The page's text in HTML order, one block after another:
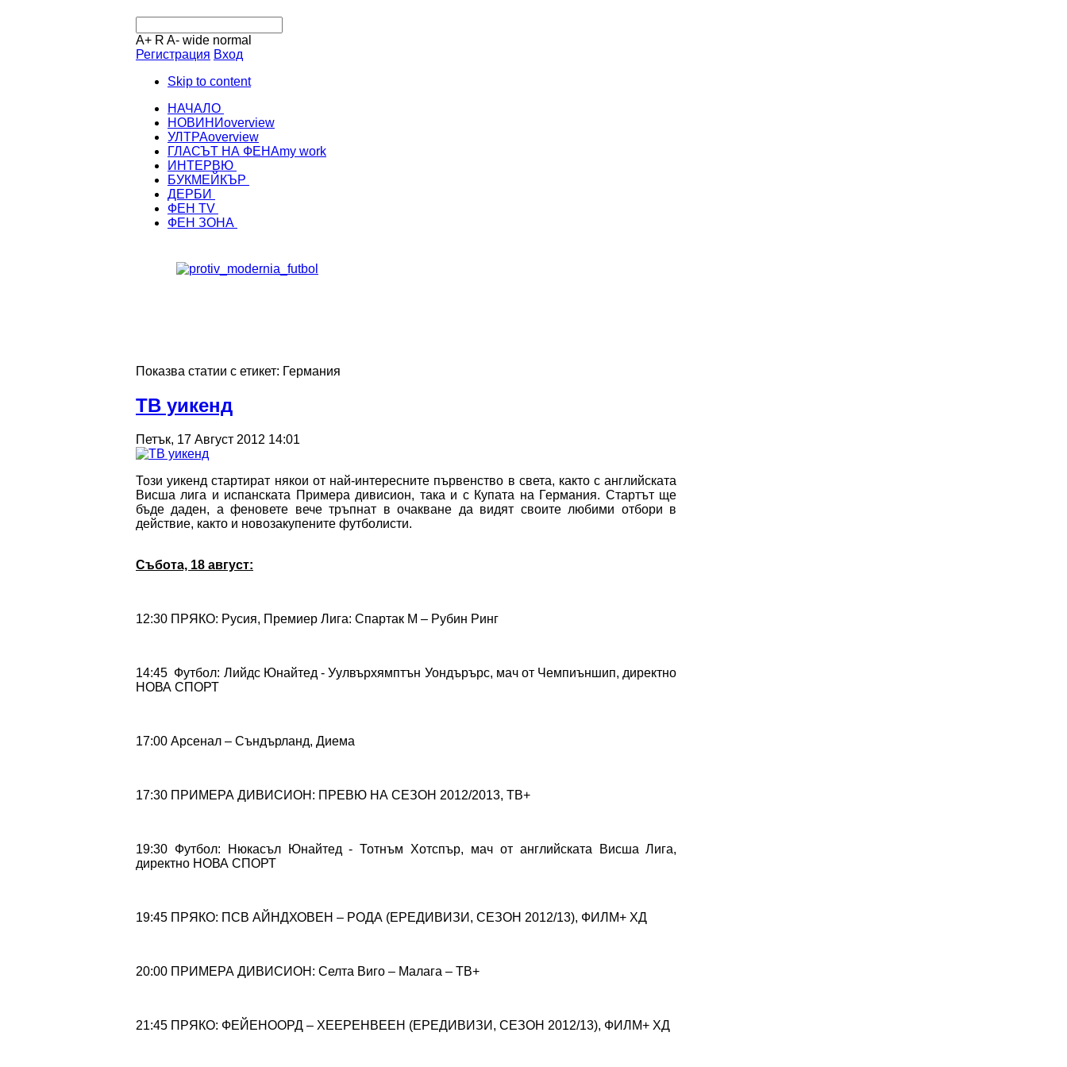
A+ R A- wide normal
Регистрация Вход
Skip to content
НАЧАЛО
НОВИНИoverview
УЛТРАoverview
ГЛАСЪТ НА ФЕНАmy work
ИНТЕРВЮ
БУКМЕЙКЪР
ДЕРБИ
ФЕН TV
ФЕН ЗОНА
Показва статии с етикет: Германия
ТВ уикенд
Петък, 17 Август 2012 14:01
Този уикенд стартират някои от най-интересните първенство в света, както с английската
Висша лига и испанската Примера дивисион, така и с Купата на Германия. Стартът ще
бъде даден, а феновете вече тръпнат в очакване да видят своите любими отбори в
действие, както и новозакупените футболисти.
Събота, 18 август:
12:30 ПРЯКО: Русия, Премиер Лига: Спартак М – Рубин Ринг
14:45 Футбол: Лийдс Юнайтед - Уулвърхямптън Уондърърс, мач от Чемпиъншип, директно
НОВА СПОРТ
17:00 Арсенал – Съндърланд, Диема
17:30 ПРИМЕРА ДИВИСИОН: ПРЕВЮ НА СЕЗОН 2012/2013, ТВ+
19:30 Футбол: Нюкасъл Юнайтед - Тотнъм Хотспър, мач от английската Висша Лига,
директно НОВА СПОРТ
19:45 ПРЯКО: ПСВ АЙНДХОВЕН – РОДА (ЕРЕДИВИЗИ, СЕЗОН 2012/13), ФИЛМ+ ХД
20:00 ПРИМЕРА ДИВИСИОН: Селта Виго – Малага – ТВ+
21:45 ПРЯКО: ФЕЙЕНООРД – ХЕЕРЕНВЕЕН (ЕРЕДИВИЗИ, СЕЗОН 2012/13), ФИЛМ+ ХД